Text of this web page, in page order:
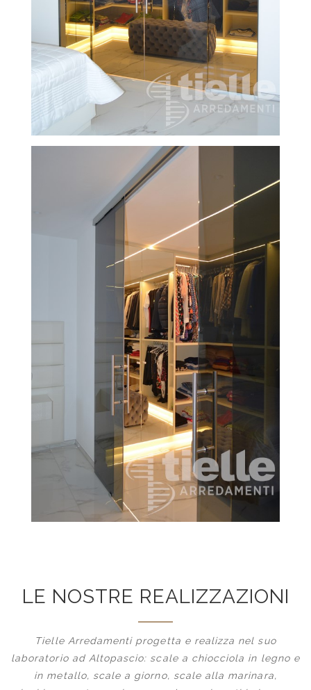
LE NOSTRE REALIZZAZIONI
Tielle Arredamenti progetta e realizza nel suo
laboratorio ad Altopascio: scale a chiocciola in legno e
in metallo, scale a giorno, scale alla marinara,